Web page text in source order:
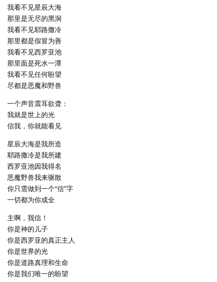
我看不见星辰大海
那里是无尽的黑洞
我看不见耶路撒冷
那里都是假冒为善
我看不见西罗亚池
那里面是死水一潭
我看不见任何盼望
尽都是恶魔和野兽
一个声音震耳欲聋：
我就是世上的光
信我，你就能看见
星辰大海是我所造
耶路撒冷是我所建
西罗亚池因我得名
恶魔野兽我来驱散
你只需做到一个“信”字
一切都为你成全
主啊，我信！
你是神的儿子
你是西罗亚的真正主人
你是世界的光
你是道路真理和生命
你是我们唯一的盼望